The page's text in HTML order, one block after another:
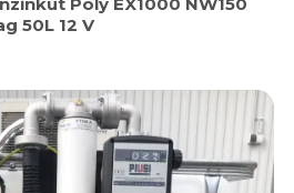
50L 12 V